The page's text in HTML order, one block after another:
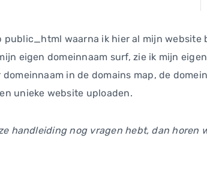
public_html waarna ik hier al mijn website
eigen domeinnaam surf, zie ik mijn
in de domains map, de
unieke website uploaden.
handleiding nog vragen hebt, dan horen